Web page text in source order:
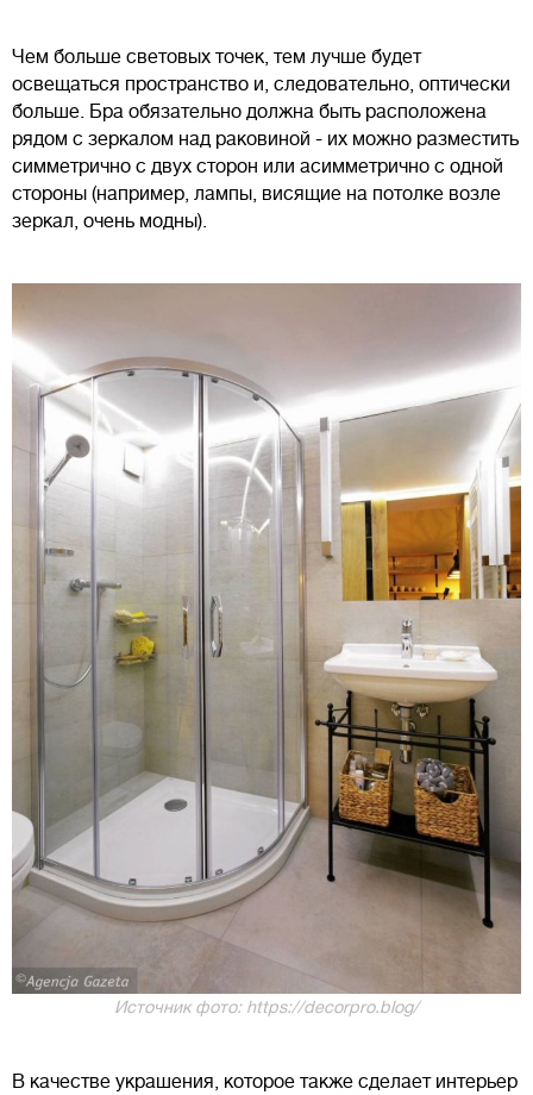
Чем больше световых точек, тем лучше будет
освещаться пространство и, следовательно, оптически
больше. Бра обязательно должна быть расположена
рядом с зеркалом над раковиной - их можно разместить
симметрично с двух сторон или асимметрично с одной
стороны (например, лампы, висящие на потолке возле
зеркал, очень модны).
Источник фото: https://decorpro.blog/
В качестве украшения, которое также сделает интерьер